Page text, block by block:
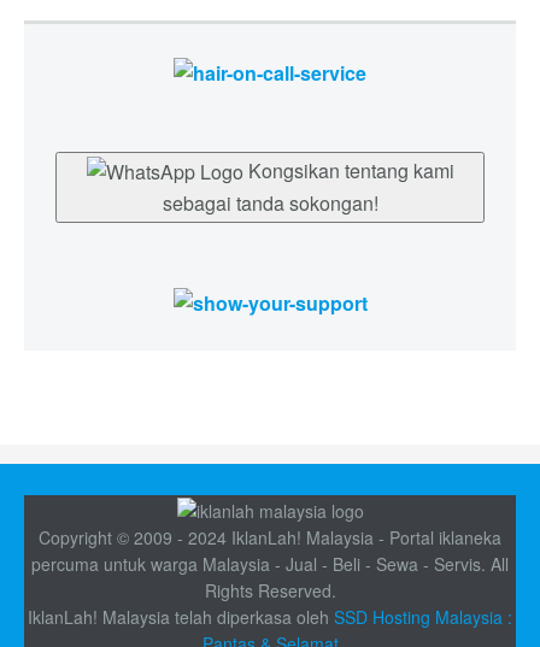
sebagai tanda sokongan!
Copyright © 2009 - 2024 IklanLah! Malaysia - Portal iklaneka
percuma untuk warga Malaysia - Jual - Beli - Sewa - Servis. All
Rights Reserved.
IklanLah! Malaysia telah diperkasa oleh SSD Hosting Malaysia :